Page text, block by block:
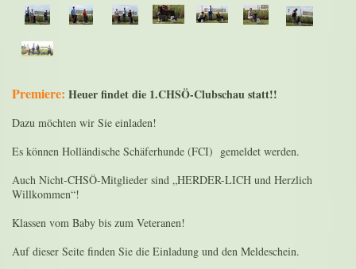
Premiere: Heuer findet die 1.CHSÖ-Clubschau statt!!
Dazu möchten wir Sie einladen!
Es können Holländische Schäferhunde (FCI) gemeldet werden.
Auch Nicht-CHSÖ-Mitglieder sind „HERDER-LICH und Herzlich
Willkommen“!
Klassen vom Baby bis zum Veteranen!
Auf dieser Seite finden Sie die Einladung und den Meldeschein.